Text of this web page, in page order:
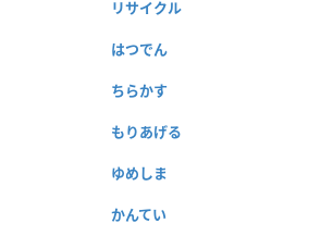
リサイクル
はつでん
ちらかす
もりあげる
ゆめしま
かんてい